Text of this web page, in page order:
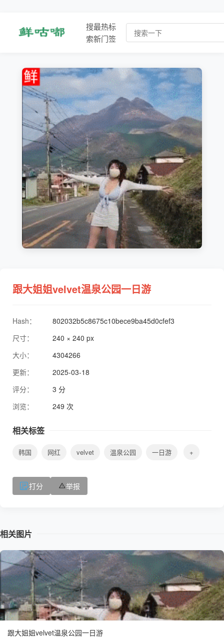
搜
索
最
新
热
门
标
签
跟大姐姐velvet温泉公园一日游
Hash：
802032b5c8675c10bece9ba45d0cfef3
尺寸：
240 × 240 px
大小：
4304266
更新：
2025-03-18
评分：
3 分
浏览：
249 次
相关标签
韩国 网红 velvet 温泉公园 一日游 +
打分 举报
相关图片
跟大姐姐velvet温泉公园一日游